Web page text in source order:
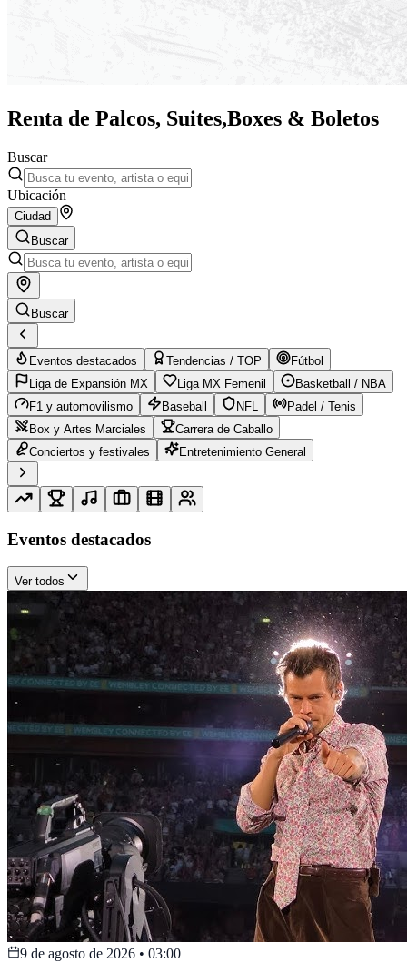
Renta de Palcos, Suites,Boxes & Boletos
Buscar
Ubicación
Ciudad
Buscar
Buscar
Eventos destacados Tendencias / TOP
Fútbol
Liga de Expansión MX
Liga MX Femenil
Basketball / NBA
F1 y automovilismo
Baseball NFL
Padel / Tenis
Box y Artes Marciales
Carrera de Caballo
Conciertos y festivales
Entretenimiento General
Eventos destacados
Ver todos
9 de agosto de 2026 • 03:00